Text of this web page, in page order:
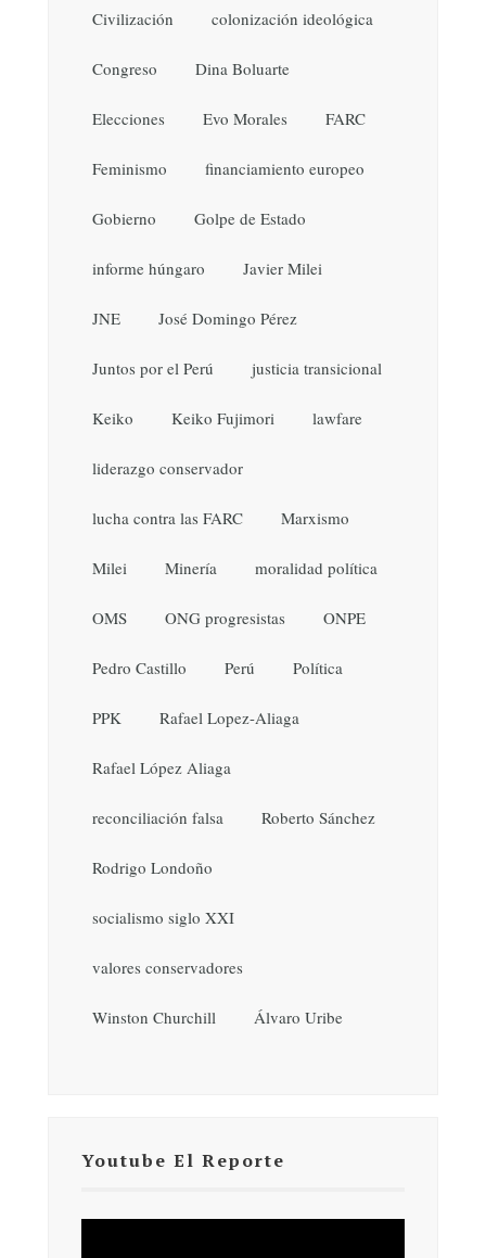
Civilización colonización ideológica
Congreso Dina Boluarte
Elecciones Evo Morales FARC
Feminismo financiamiento europeo
Gobierno Golpe de Estado
informe húngaro Javier Milei
JNE José Domingo Pérez
Juntos por el Perú justicia transicional
Keiko Keiko Fujimori lawfare
liderazgo conservador
lucha contra las FARC Marxismo
Milei Minería moralidad política
OMS ONG progresistas ONPE
Pedro Castillo Perú Política
PPK Rafael Lopez-Aliaga
Rafael López Aliaga
reconciliación falsa Roberto Sánchez
Rodrigo Londoño
socialismo siglo XXI
valores conservadores
Winston Churchill Álvaro Uribe
Youtube El Reporte